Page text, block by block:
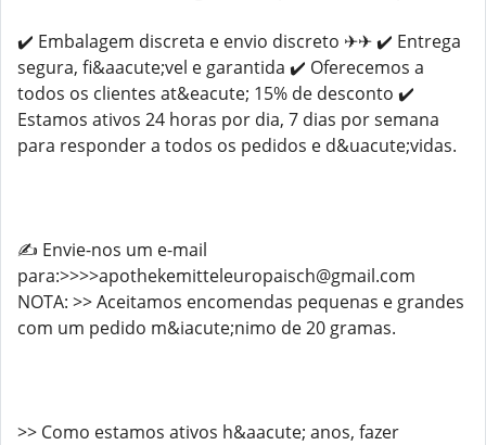
✔️ Embalagem discreta e envio discreto ✈✈ ✔️ Entrega
segura, fi&aacute;vel e garantida ✔️ Oferecemos a
todos os clientes at&eacute; 15% de desconto ✔️
Estamos ativos 24 horas por dia, 7 dias por semana
para responder a todos os pedidos e d&uacute;vidas.
✍️ Envie-nos um e-mail
para:>>>>apothekemitteleuropaisch@gmail.com
NOTA: >> Aceitamos encomendas pequenas e grandes
com um pedido m&iacute;nimo de 20 gramas.
>> Como estamos ativos h&aacute; anos, fazer